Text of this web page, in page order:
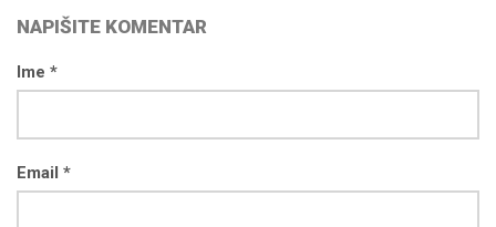
NAPIŠITE KOMENTAR
Ime *
Email *